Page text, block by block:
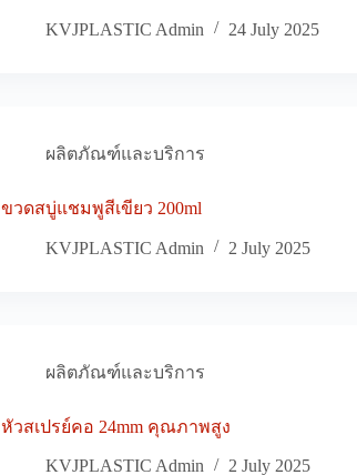
KVJPLASTIC Admin 24 July 2025
ผลิตภัณฑ์และบริการ
ขวดสบู่แชมพูสีเขียว 200ml
KVJPLASTIC Admin 2 July 2025
ผลิตภัณฑ์และบริการ
หัวสเปรย์คอ 24mm คุณภาพสูง
KVJPLASTIC Admin 2 July 2025